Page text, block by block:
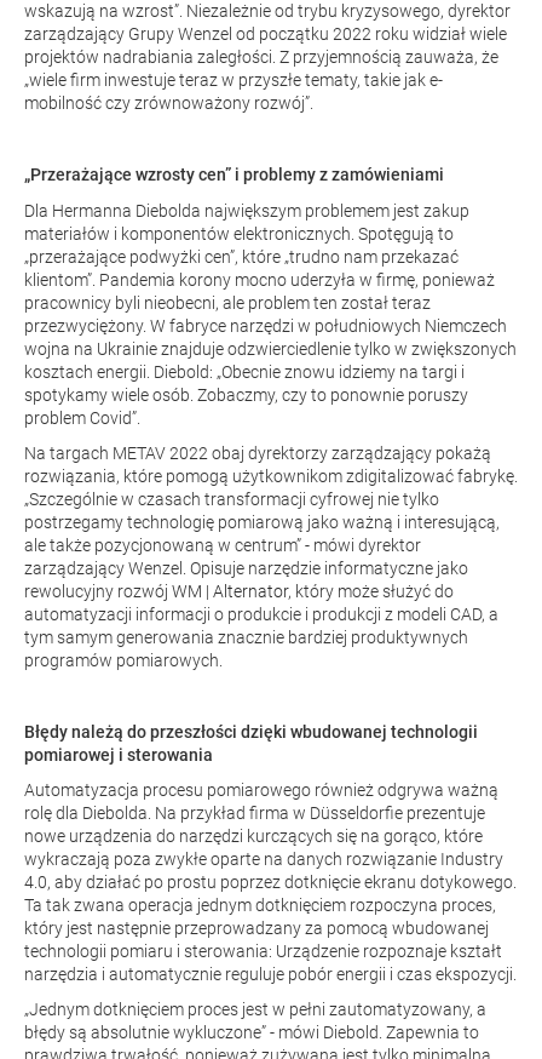
wskazują na wzrost”. Niezależnie od trybu kryzysowego, dyrektor
zarządzający Grupy Wenzel od początku 2022 roku widział wiele
projektów nadrabiania zaległości. Z przyjemnością zauważa, że
„wiele firm inwestuje teraz w przyszłe tematy, takie jak e-
mobilność czy zrównoważony rozwój”.
„Przerażające wzrosty cen” i problemy z zamówieniami
Dla Hermanna Diebolda największym problemem jest zakup
materiałów i komponentów elektronicznych. Spotęgują to
„przerażające podwyżki cen”, które „trudno nam przekazać
klientom”. Pandemia korony mocno uderzyła w firmę, ponieważ
pracownicy byli nieobecni, ale problem ten został teraz
przezwyciężony. W fabryce narzędzi w południowych Niemczech
wojna na Ukrainie znajduje odzwierciedlenie tylko w zwiększonych
kosztach energii. Diebold: „Obecnie znowu idziemy na targi i
spotykamy wiele osób. Zobaczmy, czy to ponownie poruszy
problem Covid”.
Na targach METAV 2022 obaj dyrektorzy zarządzający pokażą
rozwiązania, które pomogą użytkownikom zdigitalizować fabrykę.
„Szczególnie w czasach transformacji cyfrowej nie tylko
postrzegamy technologię pomiarową jako ważną i interesującą,
ale także pozycjonowaną w centrum” - mówi dyrektor
zarządzający Wenzel. Opisuje narzędzie informatyczne jako
rewolucyjny rozwój WM | Alternator, który może służyć do
automatyzacji informacji o produkcie i produkcji z modeli CAD, a
tym samym generowania znacznie bardziej produktywnych
programów pomiarowych.
Błędy należą do przeszłości dzięki wbudowanej technologii
pomiarowej i sterowania
Automatyzacja procesu pomiarowego również odgrywa ważną
rolę dla Diebolda. Na przykład firma w Düsseldorfie prezentuje
nowe urządzenia do narzędzi kurczących się na gorąco, które
wykraczają poza zwykłe oparte na danych rozwiązanie Industry
4.0, aby działać po prostu poprzez dotknięcie ekranu dotykowego.
Ta tak zwana operacja jednym dotknięciem rozpoczyna proces,
który jest następnie przeprowadzany za pomocą wbudowanej
technologii pomiaru i sterowania: Urządzenie rozpoznaje kształt
narzędzia i automatycznie reguluje pobór energii i czas ekspozycji.
„Jednym dotknięciem proces jest w pełni zautomatyzowany, a
błędy są absolutnie wykluczone” - mówi Diebold. Zapewnia to